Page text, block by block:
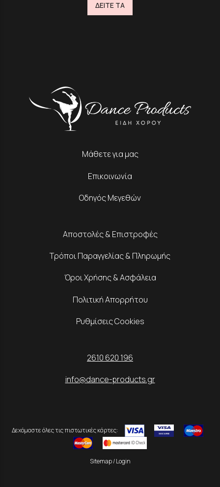
ΔΕΙΤΕ ΤΑ
Μάθετε για μας
Επικοινωνία
Οδηγός Μεγεθών
Αποστολές & Επιστροφές
Τρόποι Παραγγελίας & Πληρωμής
Όροι Χρήσης & Ασφάλεια
Πολιτική Απορρήτου
Ρυθμίσεις Cookies
2610 620 196
info@dance-products.gr
Δεχόμαστε όλες τις πιστωτικές κάρτες:
Sitemap/Login